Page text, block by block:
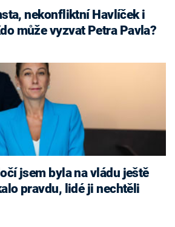
může vyzvat Petra Pavla?
jsem byla na vládu ještě
pravdu, lidé ji nechtěli